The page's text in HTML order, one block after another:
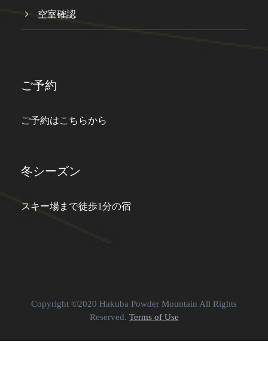
空室確認
ご予約
ご予約はこちらから
冬シーズン
スキー場まで徒歩1分の宿
Copyright ©2020 Hakuba Powder Mountain All Rights
Reserved. Terms of Use